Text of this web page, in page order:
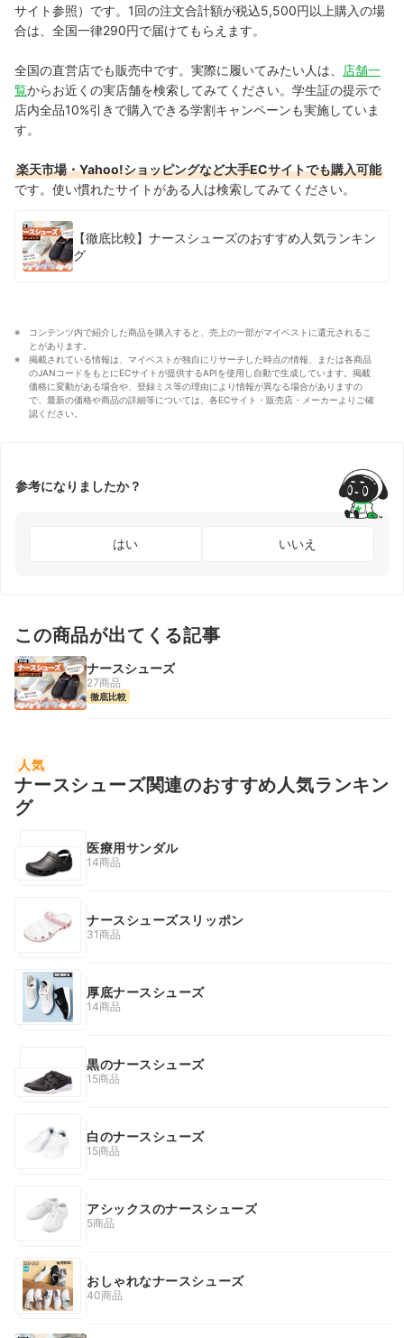
サイト参照）です。1回の注文合計額が税込5,500円以上購入の場
合は、全国一律290円で届けてもらえます。
全国の直営店でも販売中です。実際に履いてみたい人は、
店舗一
覧からお近くの実店舗を検索してみてください。学生証の提示で
店内全品10%引きで購入できる学割キャンペーンも実施していま
す。
楽天市場・Yahoo!ショッピングなど大手ECサイトでも購入可能
です。使い慣れたサイトがある人は検索してみてください。
【徹底比較】ナースシューズのおすすめ人気ランキン
グ
コンテンツ内で紹介した商品を購入すると、売上の一部がマイベストに還元されるこ
とがあります。
掲載されている情報は、マイベストが独自にリサーチした時点の情報、または各商品
のJANコードをもとにECサイトが提供するAPIを使用し自動で生成しています。掲載
価格に変動がある場合や、登録ミス等の理由により情報が異なる場合がありますの
で、最新の価格や商品の詳細等については、各ECサイト・販売店・メーカーよりご確
認ください。
参考になりましたか？
はい いいえ
この商品が出てくる記事
ナースシューズ
27商品
徹底比較
人気
ナースシューズ関連のおすすめ人気ランキン
グ
医療用サンダル
14商品
ナースシューズスリッポン
31商品
厚底ナースシューズ
14商品
黒のナースシューズ
15商品
白のナースシューズ
15商品
アシックスのナースシューズ
5商品
おしゃれなナースシューズ
40商品